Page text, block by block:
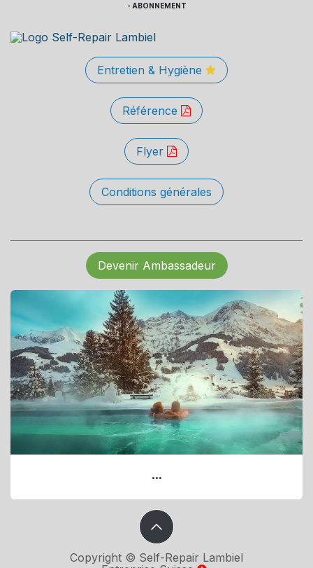
- ABONNEMENT
Entretien & Hygiène
Référence
Flyer
Conditions générales
Devenir Ambassadeur
...
Copyright © Self-Repair Lambiel